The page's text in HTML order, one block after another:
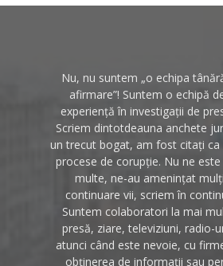
Nu, nu suntem „o echipa
afirmare”! Suntem o echipă
experiență în investigații de
Scriem dintotdeauna anchete
un trecut bogat, am fost citați
procese de corupție. Nu ne
multe, ne-au amenințat
continuare vii, scriem în
Suntem colaboratori la mai
presă, ziare, televiziuni, radio-
atunci când este nevoie, cu
obținerea de informații sau